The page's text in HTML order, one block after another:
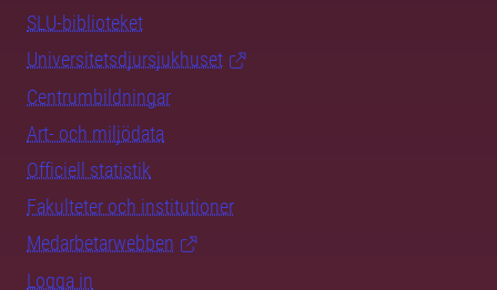
SLU-biblioteket
Universitetsdjursjukhuset
Centrumbildningar
Art- och miljödata
Officiell statistik
Fakulteter och institutioner
Medarbetarwebben
Logga in